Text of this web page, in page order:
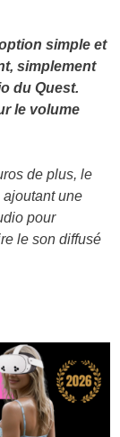
simple et
simplement
du Quest.
le volume
de plus, le
une
pour
le son diffusé